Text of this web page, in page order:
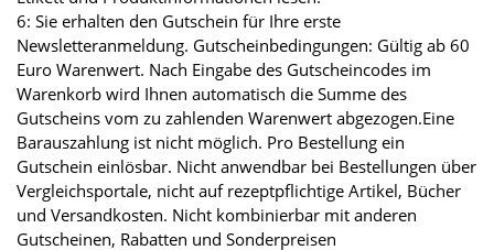
6: Sie erhalten den Gutschein für Ihre erste
Newsletteranmeldung. Gutscheinbedingungen: Gültig ab 60
Euro Warenwert. Nach Eingabe des Gutscheincodes im
Warenkorb wird Ihnen automatisch die Summe des
Gutscheins vom zu zahlenden Warenwert abgezogen.Eine
Barauszahlung ist nicht möglich. Pro Bestellung ein
Gutschein einlösbar. Nicht anwendbar bei Bestellungen über
Vergleichsportale, nicht auf rezeptpflichtige Artikel, Bücher
und Versandkosten. Nicht kombinierbar mit anderen
Gutscheinen, Rabatten und Sonderpreisen